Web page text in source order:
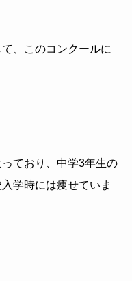
、このコンクールに
ており、中学3年生の
学時には痩せていま